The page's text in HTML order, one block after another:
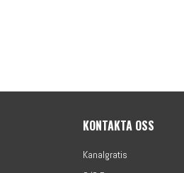
KONTAKTA OSS
Kanalgratis